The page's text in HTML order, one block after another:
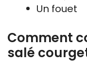
Un fouet
Comment
salé